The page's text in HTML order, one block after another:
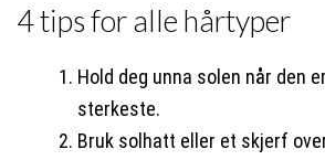
4 tips for alle hårtyper
Hold deg unna solen når den
sterkeste.
Bruk solhatt eller et skjerf